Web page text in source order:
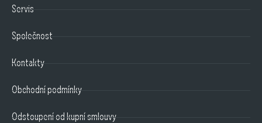
Servis
Společnost
Kontakty
Obchodní podmínky
Odstoupení od kupní smlouvy